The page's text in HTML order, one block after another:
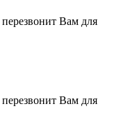
перезвонит Вам для
перезвонит Вам для